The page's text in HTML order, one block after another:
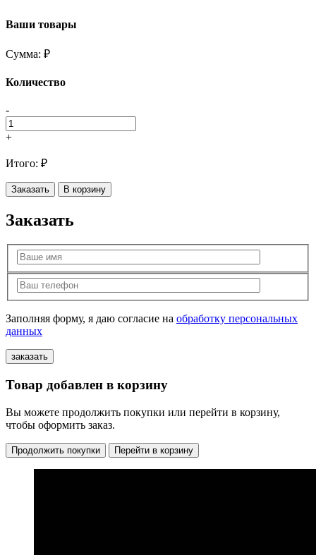
Ваши товары
Сумма: ₽
Количество
-
+
Итого: ₽
Заказать В корзину
Заказать
Заполняя форму, я даю согласие на обработку персональных
данных
Товар добавлен в корзину
Вы можете продолжить покупки или перейти в корзину,
чтобы оформить заказ.
Продолжить покупки Перейти в корзину